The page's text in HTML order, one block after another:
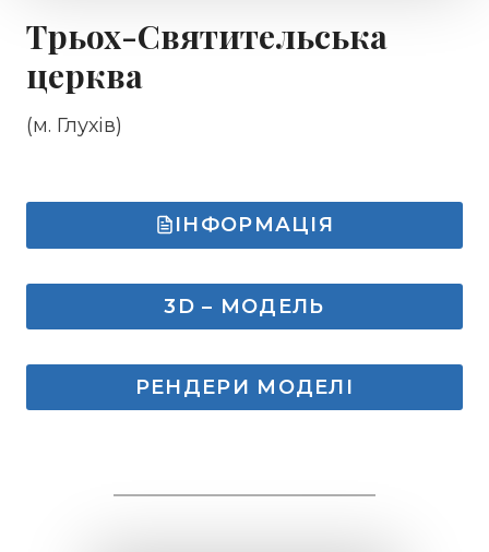
Трьох-Святительська
церква
(м. Глухів)
ІНФОРМАЦІЯ
3D – МОДЕЛЬ
РЕНДЕРИ МОДЕЛІ